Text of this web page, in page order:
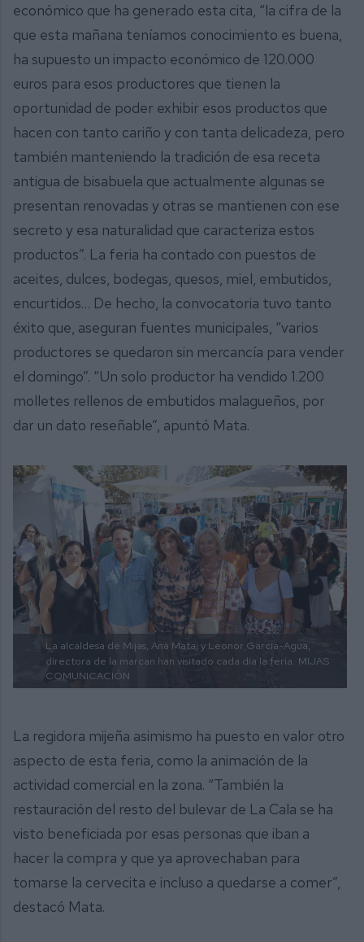
económico que ha generado esta cita, “la cifra de la
que esta mañana teníamos conocimiento es buena,
ha supuesto un impacto económico de 120.000
euros para esos productores que tienen la
oportunidad de poder exhibir esos productos que
hacen con tanto cariño y con tanta delicadeza, pero
también manteniendo la tradición de esa receta
antigua de bisabuela que actualmente algunas se
presentan renovadas y otras se mantienen con ese
secreto y esa naturalidad que caracteriza estos
productos”. La feria ha contado con puestos de
aceites, dulces, bodegas, quesos, miel, embutidos,
encurtidos… De hecho, la convocatoria tuvo tanto
éxito que, aseguran fuentes municipales, “varios
productores se quedaron sin mercancía para vender
el domingo”. “Un solo productor ha vendido 1.200
molletes rellenos de embutidos malagueños, por
dar un dato reseñable”, apuntó Mata.
La alcaldesa de Mijas, Ana Mata, y Leonor García-Agua,
directora de la marcan han visitado cada día la feria. MIJAS
COMUNICACIÓN
La regidora mijeña asimismo ha puesto en valor otro
aspecto de esta feria, como la animación de la
actividad comercial en la zona. “También la
restauración del resto del bulevar de La Cala se ha
visto beneficiada por esas personas que iban a
hacer la compra y que ya aprovechaban para
tomarse la cervecita e incluso a quedarse a comer”,
destacó Mata.